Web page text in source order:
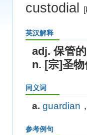
custodial
英汉解释
adj. 保管
n. [宗]圣
同义词
a. guardian ，
参考例句